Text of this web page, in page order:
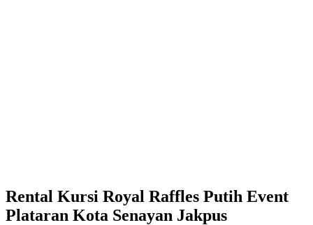
Rental Kursi Royal Raffles Putih Event
Plataran Kota Senayan Jakpus